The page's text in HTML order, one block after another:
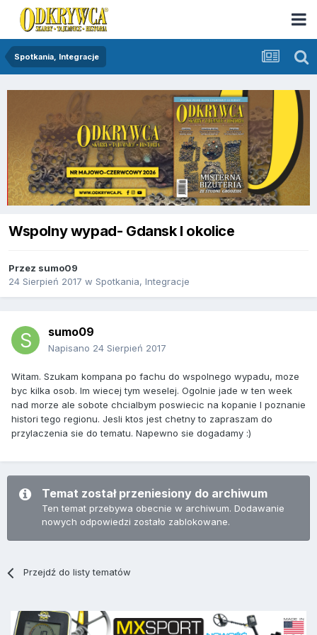
Spotkania, Integracje
Wspolny wypad- Gdansk I okolice
Przez sumo09
24 Sierpień 2017 w Spotkania, Integracje
sumo09
Napisano 24 Sierpień 2017
Witam. Szukam kompana po fachu do wspolnego wypadu, moze
byc kilka osob. Im wiecej tym weselej. Ogolnie jade w ten week
nad morze ale sobote chcialbym poswiecic na kopanie I poznanie
histori tego regionu. Jesli ktos jest chetny to zapraszam do
przylaczenia sie do tematu. Napewno sie dogadamy :)
Temat został przeniesiony do archiwum
Ten temat przebywa obecnie w archiwum. Dodawanie
nowych odpowiedzi zostało zablokowane.
Przejdź do listy tematów